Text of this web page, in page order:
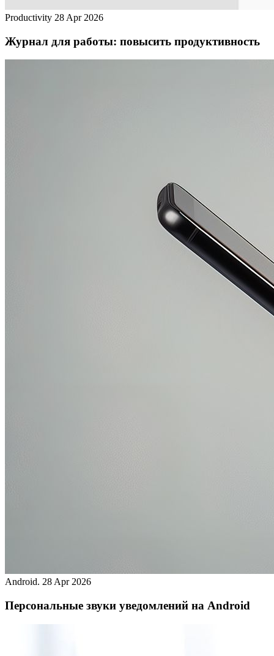
Productivity 28 Apr 2026
Журнал для работы: повысить продуктивность
Android. 28 Apr 2026
Персональные звуки уведомлений на Android